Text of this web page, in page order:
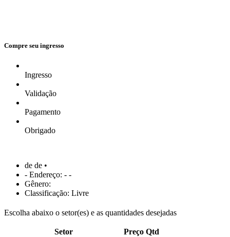
Compre seu ingresso
Ingresso
Validação
Pagamento
Obrigado
de de •
- Endereço: - -
Gênero:
Classificação: Livre
Escolha abaixo o setor(es) e as quantidades desejadas
Setor Preço Qtd